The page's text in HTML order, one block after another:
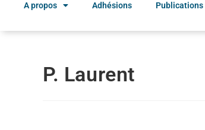
A propos Adhésions Publications
P. Laurent